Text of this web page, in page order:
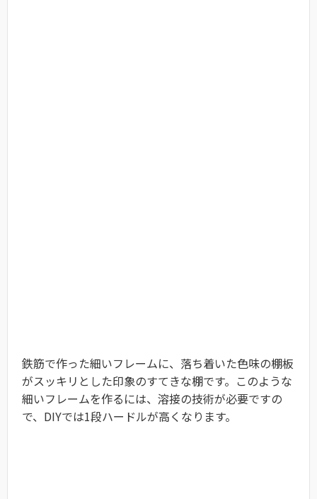
鉄筋で作った細いフレームに、落ち着いた色味の棚板
がスッキリとした印象のすてきな棚です。このような
細いフレームを作るには、溶接の技術が必要ですの
で、DIYでは1段ハードルが高くなります。